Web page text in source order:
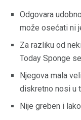
Odgovara
može osećati ni
Za razliku od
Today Sponge
Njegova mala
diskretno nosi u
Nije greben i